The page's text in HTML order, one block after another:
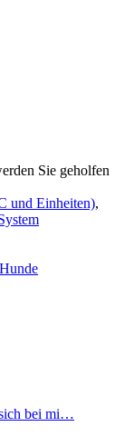
Sie geholfen
und Einheiten),
bei mi…